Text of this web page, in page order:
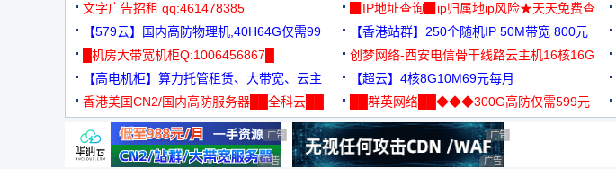
3000+可免费测试
文字广告招租 qq:461478385
▉IP地址查询▉ip归属地ip风险★天天免费查
【579云】国内高防物理机,40H64G仅需99
元
【香港站群】250个随机IP 50M带宽 800元
█机房大带宽机柜Q:1006456867█
创梦网络-西安电信骨干线路云主机16核16G
88元/月
【高电机柜】算力托管租赁、大带宽、云主
机
【超云】4核8G10M69元每月
香港美国CN2/国内高防服务器██全科云██
██群英网络██◆◆◆300G高防仅需599元
◆◆◆
广告 商业广告，理性选择
广告 商业广告，理性选择
广告 商业广告，理性选择
广告 商业广告，理性选择
广告 商业广告，理性选择